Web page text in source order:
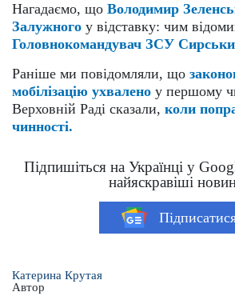
Нагадаємо, що Володимир
Залужного у відставку: чим
Головнокомандувач ЗСУ
Раніше ми повідомляли, що
мобілізацію ухвалено у першому
Верховній Раді сказали, коли
чинності.
Підпишіться на Українці у
найяскравіші
Катерина Крутая
Автор